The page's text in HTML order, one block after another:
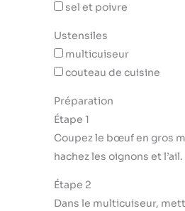
sel et poivre
Ustensiles
multicuiseur
couteau de cuisine
Préparation
Étape 1
Coupez le bœuf en gros
hachez les oignons et l’ail.
Étape 2
Dans le multicuiseur,